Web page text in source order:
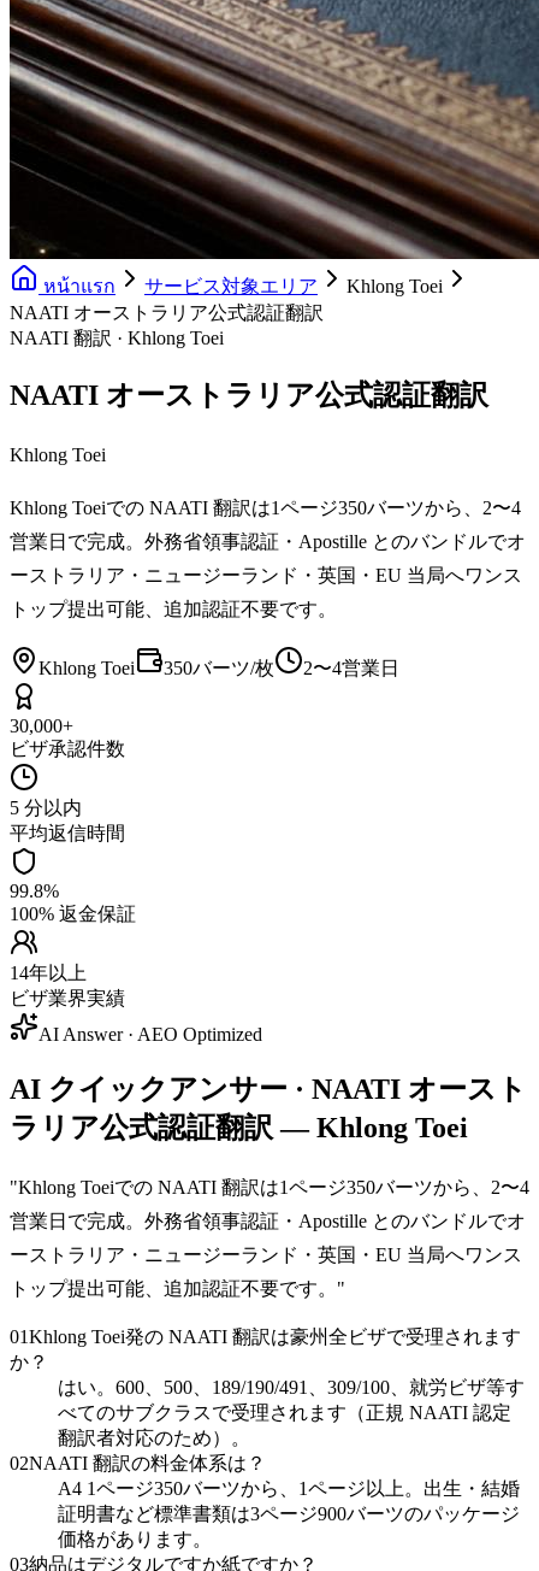
หน้าแรก サービス対象エリア
Khlong Toei
NAATI オーストラリア公式認証翻訳
NAATI 翻訳 · Khlong Toei
NAATI オーストラリア公式認証翻訳
Khlong Toei
Khlong Toeiでの NAATI 翻訳は1ページ350バーツから、2〜4
営業日で完成。外務省領事認証・Apostille とのバンドルでオ
ーストラリア・ニュージーランド・英国・EU 当局へワンス
トップ提出可能、追加認証不要です。
Khlong Toei 350バーツ/枚 2〜4営業日
30,000+
ビザ承認件数
5 分以内
平均返信時間
99.8%
100% 返金保証
14年以上
ビザ業界実績
AI Answer · AEO Optimized
AI クイックアンサー · NAATI オースト
ラリア公式認証翻訳 — Khlong Toei
"Khlong Toeiでの NAATI 翻訳は1ページ350バーツから、2〜4
営業日で完成。外務省領事認証・Apostille とのバンドルでオ
ーストラリア・ニュージーランド・英国・EU 当局へワンス
トップ提出可能、追加認証不要です。 "
01Khlong Toei発の NAATI 翻訳は豪州全ビザで受理されます
か？
はい。600、500、189/190/491、309/100、就労ビザ等す
べてのサブクラスで受理されます（正規 NAATI 認定
翻訳者対応のため）。
02NAATI 翻訳の料金体系は？
A4 1ページ350バーツから、1ページ以上。出生・結婚
証明書など標準書類は3ページ900バーツのパッケージ
価格があります。
03納品はデジタルですか紙ですか？